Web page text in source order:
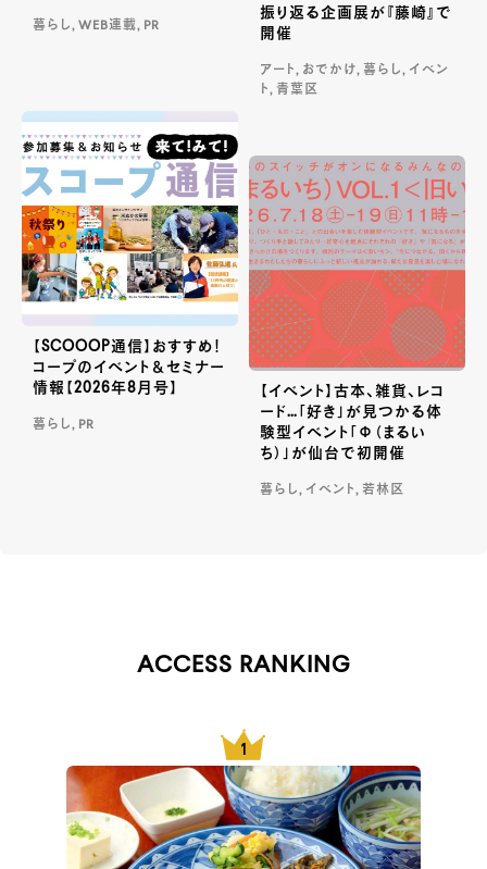
暮らし, WEB連載, PR
振り返る企画展が『藤崎』で
開催
アート, おでかけ, 暮らし, イベン
ト, 青葉区
【SCOOOP通信】おすすめ！
コープのイベント＆セミナー
情報【2026年8月号】
暮らし, PR
【イベント】古本、雑貨、レコ
ード…「好き」が見つかる体
験型イベント「Φ（まるい
ち）」が仙台で初開催
暮らし, イベント, 若林区
ACCESS RANKING